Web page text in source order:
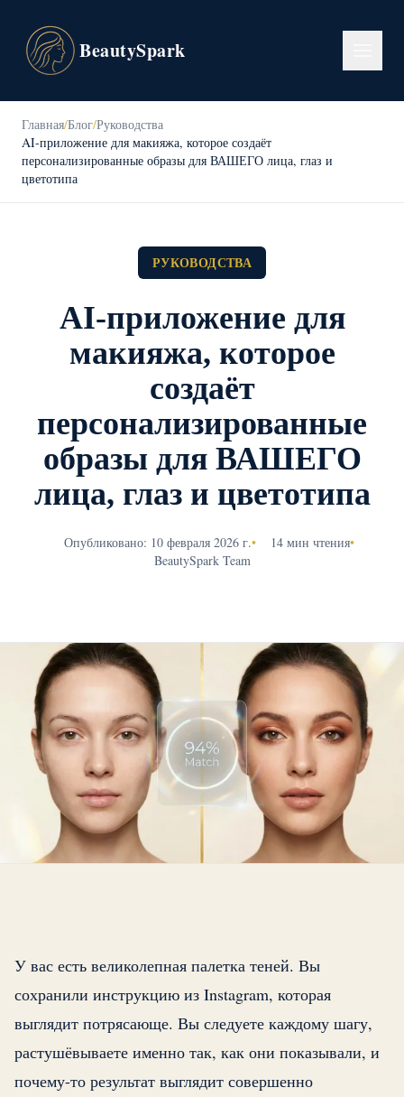
BeautySpark
Главная/Блог/Руководства
AI-приложение для макияжа, которое создаёт
персонализированные образы для ВАШЕГО лица, глаз и
цветотипа
РУКОВОДСТВА
AI-приложение для
макияжа, которое
создаёт
персонализированные
образы для ВАШЕГО
лица, глаз и цветотипа
Опубликовано: 10 февраля 2026 г.• 14 мин чтения•
BeautySpark Team
У вас есть великолепная палетка теней. Вы
сохранили инструкцию из Instagram, которая
выглядит потрясающе. Вы следуете каждому шагу,
растушёвываете именно так, как они показывали, и
почему-то результат выглядит совершенно